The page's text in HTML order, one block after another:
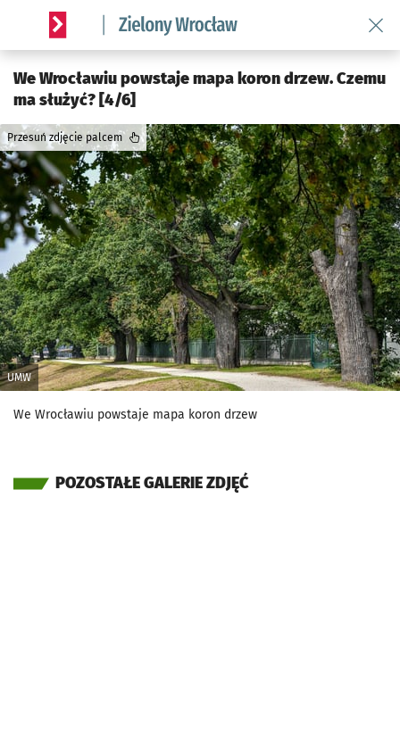
Serwis informacyjny wroclaw.pl podserwis: Środowisko we
We Wrocławiu powstaje mapa koron drzew. Czemu
ma służyć? [4/6]
UMW
Przesuń zdjęcie palcem
We Wrocławiu powstaje mapa koron drzew
POZOSTAŁE GALERIE ZDJĘĆ